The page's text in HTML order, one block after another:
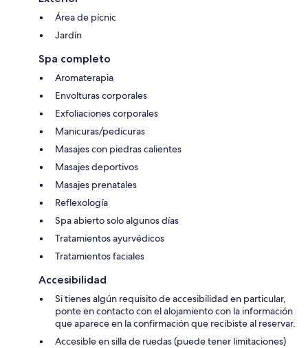
Área de pícnic
Jardín
Spa completo
Aromaterapia
Envolturas corporales
Exfoliaciones corporales
Manicuras/pedicuras
Masajes con piedras calientes
Masajes deportivos
Masajes prenatales
Reflexología
Spa abierto solo algunos días
Tratamientos ayurvédicos
Tratamientos faciales
Accesibilidad
Si tienes algún requisito de accesibilidad en particular,
ponte en contacto con el alojamiento con la información
que aparece en la confirmación que recibiste al reservar.
Accesible en silla de ruedas (puede tener limitaciones)